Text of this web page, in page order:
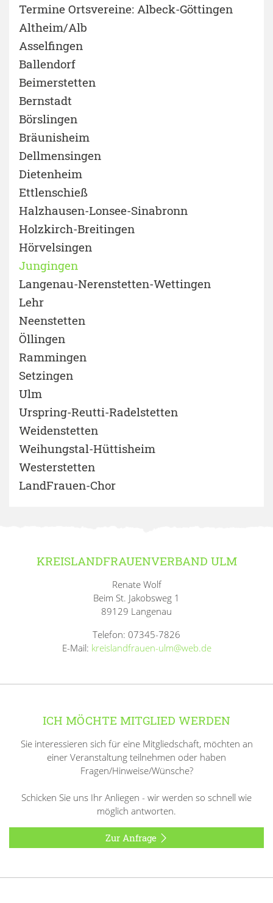
Termine Ortsvereine: Albeck-Göttingen
Altheim/Alb
Asselfingen
Ballendorf
Beimerstetten
Bernstadt
Börslingen
Bräunisheim
Dellmensingen
Dietenheim
Ettlenschieß
Halzhausen-Lonsee-Sinabronn
Holzkirch-Breitingen
Hörvelsingen
Jungingen
Langenau-Nerenstetten-Wettingen
Lehr
Neenstetten
Öllingen
Rammingen
Setzingen
Ulm
Urspring-Reutti-Radelstetten
Weidenstetten
Weihungstal-Hüttisheim
Westerstetten
LandFrauen-Chor
KREISLANDFRAUENVERBAND ULM
Renate Wolf
Beim St. Jakobsweg 1
89129 Langenau
Telefon: 07345-7826
E-Mail: kreislandfrauen-ulm@web.de
ICH MÖCHTE MITGLIED WERDEN
Sie interessieren sich für eine Mitgliedschaft, möchten an
einer Veranstaltung teilnehmen oder haben
Fragen/Hinweise/Wünsche?
Schicken Sie uns Ihr Anliegen - wir werden so schnell wie
möglich antworten.
Zur Anfrage